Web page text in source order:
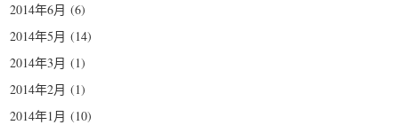
2014年6月 (6)
2014年5月 (14)
2014年3月 (1)
2014年2月 (1)
2014年1月 (10)